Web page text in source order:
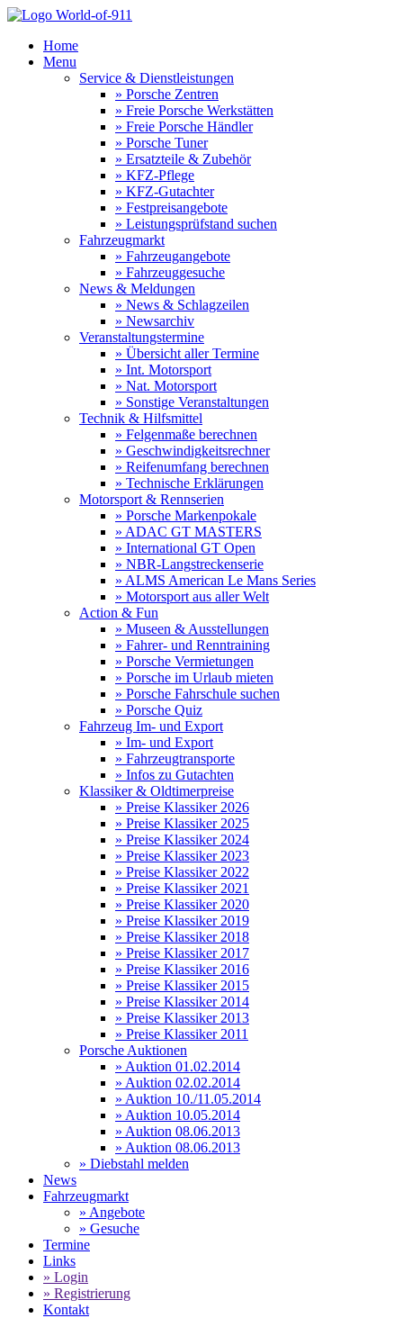
Home
Menu
Service & Dienstleistungen
» Porsche Zentren
» Freie Porsche Werkstätten
» Freie Porsche Händler
» Porsche Tuner
» Ersatzteile & Zubehör
» KFZ-Pflege
» KFZ-Gutachter
» Festpreisangebote
» Leistungsprüfstand suchen
Fahrzeugmarkt
» Fahrzeugangebote
» Fahrzeuggesuche
News & Meldungen
» News & Schlagzeilen
» Newsarchiv
Veranstaltungstermine
» Übersicht aller Termine
» Int. Motorsport
» Nat. Motorsport
» Sonstige Veranstaltungen
Technik & Hilfsmittel
» Felgenmaße berechnen
» Geschwindigkeitsrechner
» Reifenumfang berechnen
» Technische Erklärungen
Motorsport & Rennserien
» Porsche Markenpokale
» ADAC GT MASTERS
» International GT Open
» NBR-Langstreckenserie
» ALMS American Le Mans Series
» Motorsport aus aller Welt
Action & Fun
» Museen & Ausstellungen
» Fahrer- und Renntraining
» Porsche Vermietungen
» Porsche im Urlaub mieten
» Porsche Fahrschule suchen
» Porsche Quiz
Fahrzeug Im- und Export
» Im- und Export
» Fahrzeugtransporte
» Infos zu Gutachten
Klassiker & Oldtimerpreise
» Preise Klassiker 2026
» Preise Klassiker 2025
» Preise Klassiker 2024
» Preise Klassiker 2023
» Preise Klassiker 2022
» Preise Klassiker 2021
» Preise Klassiker 2020
» Preise Klassiker 2019
» Preise Klassiker 2018
» Preise Klassiker 2017
» Preise Klassiker 2016
» Preise Klassiker 2015
» Preise Klassiker 2014
» Preise Klassiker 2013
» Preise Klassiker 2011
Porsche Auktionen
» Auktion 01.02.2014
» Auktion 02.02.2014
» Auktion 10./11.05.2014
» Auktion 10.05.2014
» Auktion 08.06.2013
» Auktion 08.06.2013
» Diebstahl melden
News
Fahrzeugmarkt
» Angebote
» Gesuche
Termine
Links
» Login
» Registrierung
Kontakt